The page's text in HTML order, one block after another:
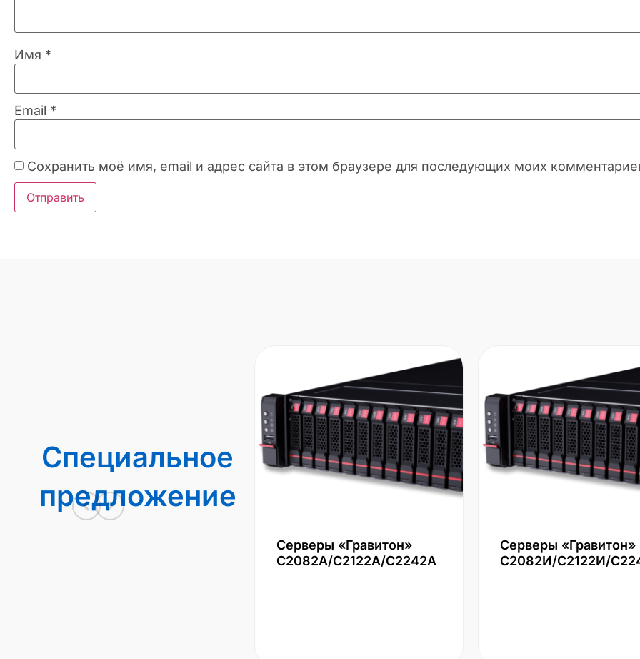
Имя *
Email *
Сохранить моё имя, email и адрес сайта в этом браузере для последующих моих
Специальное
предложение
Серверы «Гравитон»
С2082А/С2122А/С2242А
Серверы «Гравитон»
С2082И/С2122И/